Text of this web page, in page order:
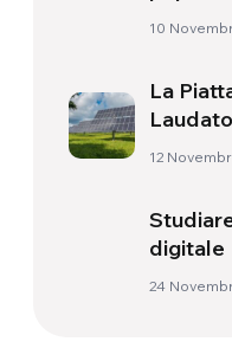
10
La
Laudato
12
digitale
24